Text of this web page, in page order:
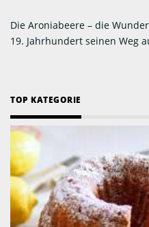
Die Aroniabeere – die
19. Jahrhundert seinen Weg
TOP KATEGORIE